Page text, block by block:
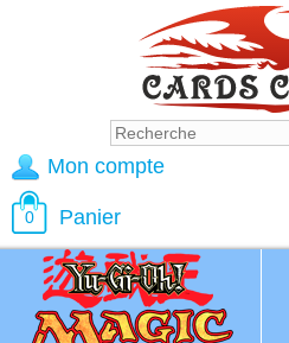
Mon compte
0 Panier